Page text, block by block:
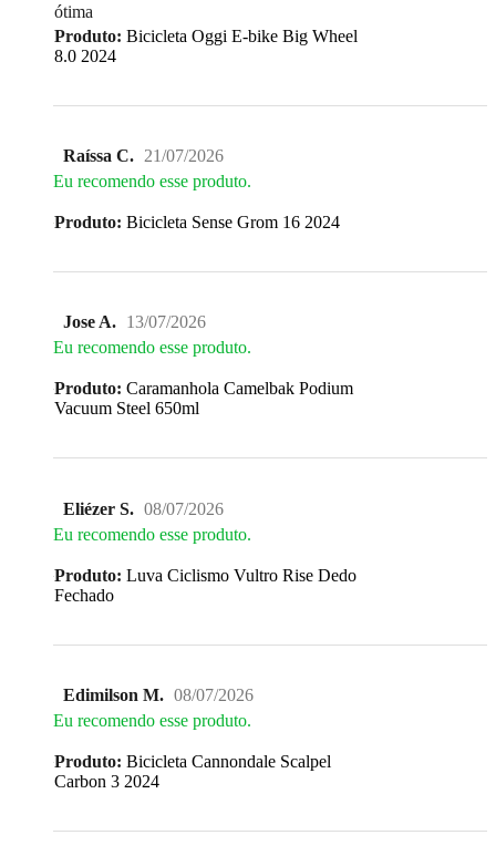
ótima
Produto: Bicicleta Oggi E-bike Big Wheel
8.0 2024
Raíssa C. 21/07/2026
Eu recomendo esse produto.
Produto: Bicicleta Sense Grom 16 2024
Jose A. 13/07/2026
Eu recomendo esse produto.
Produto: Caramanhola Camelbak Podium
Vacuum Steel 650ml
Eliézer S. 08/07/2026
Eu recomendo esse produto.
Produto: Luva Ciclismo Vultro Rise Dedo
Fechado
Edimilson M. 08/07/2026
Eu recomendo esse produto.
Produto: Bicicleta Cannondale Scalpel
Carbon 3 2024